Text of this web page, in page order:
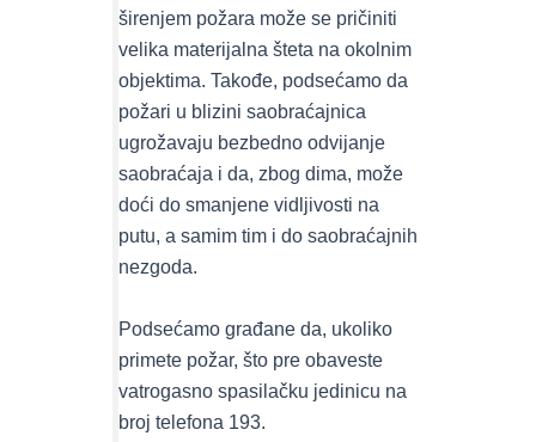
širenjem požara može se pričiniti
velika materijalna šteta na okolnim
objektima. Takođe, podsećamo da
požari u blizini saobraćajnica
ugrožavaju bezbedno odvijanje
saobraćaja i da, zbog dima, može
doći do smanjene vidljivosti na
putu, a samim tim i do saobraćajnih
nezgoda.
Podsećamo građane da, ukoliko
primete požar, što pre obaveste
vatrogasno spasilačku jedinicu na
broj telefona 193.